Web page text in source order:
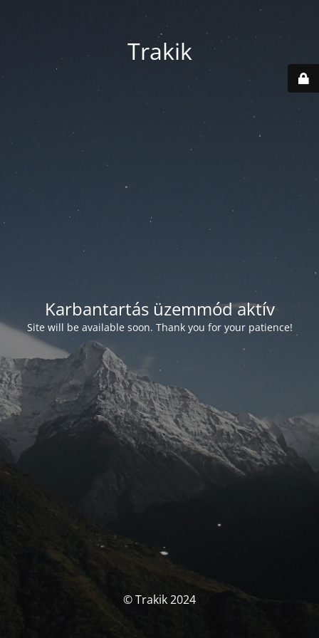
Trakik
Karbantartás üzemmód aktív
Site will be available soon. Thank you for your patience!
© Trakik 2024